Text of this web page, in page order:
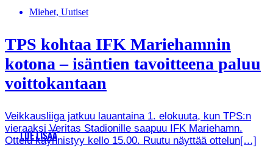
Miehet, Uutiset
TPS kohtaa IFK Mariehamnin
kotona – isäntien tavoitteena paluu
voittokantaan
Veikkausliiga jatkuu lauantaina 1. elokuuta, kun TPS:n
vieraaksi Veritas Stadionille saapuu IFK Mariehamn.
Ottelu käynnistyy kello 15.00. Ruutu näyttää ottelun[…]
LUE LISÄÄ